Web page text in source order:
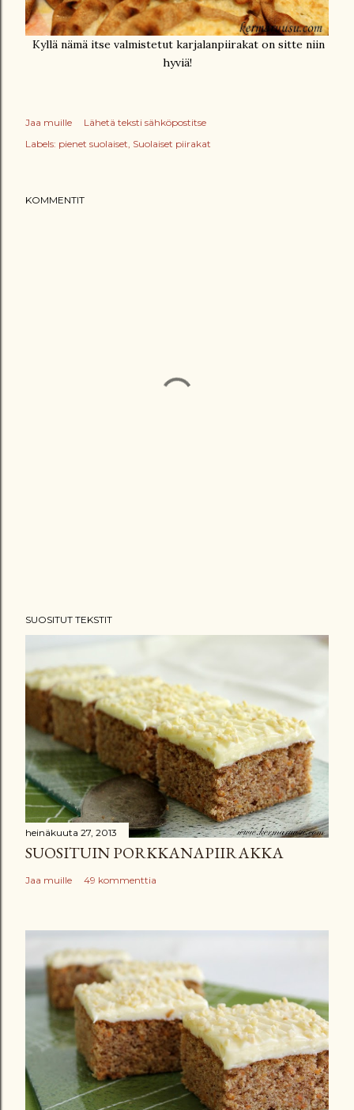
Kyllä nämä itse valmistetut karjalanpiirakat on sitte niin
hyviä!
Jaa muille
Lähetä teksti sähköpostitse
Labels: pienet suolaiset Suolaiset piirakat
KOMMENTIT
SUOSITUT TEKSTIT
heinäkuuta 27, 2013
SUOSITUIN PORKKANAPIIRAKKA
Jaa muille 49 kommenttia